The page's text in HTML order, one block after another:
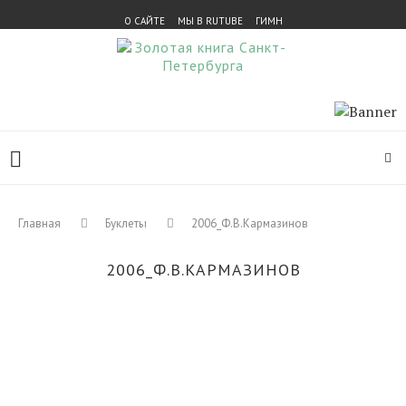
О САЙТЕ МЫ В RUTUBE ГИМН
Главная Буклеты 2006_Ф.В.Кармазинов
2006_Ф.В.КАРМАЗИНОВ